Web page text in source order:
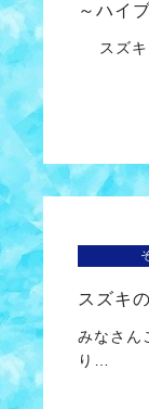
～ハイ
スズキ
スズキ
みなさん
り…